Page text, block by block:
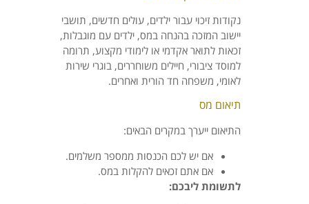
נקודות זיכוי עבור ילדים, עולים חדשים, תושבי
יישוב המזכה בהנחה במס, ילדים עם מוגבלות,
זכאות לתואר אקדמי או לימודי מקצוע, תרומה
למוסד ציבורי, חיילים משוחררים, בוגרי שירות
לאומי, משפחה חד הורית ואחרים.
תיאום מס
התיאום ייערך במקרים הבאים:
אם יש לכם הכנסות ממספר משלמים.
אם אתם זכאים להקלות במס.
לתשומת ליבכם: